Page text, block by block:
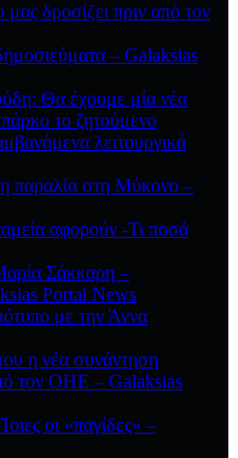
δροσίζει πριν από τον
– Galaksias
Θα έχουμε μία νέα
το ζητούμενο
λειτουργικά
παραλία στη Μύκονο –
αφορούν -Τι ποσά
Σάκκαρη –
Portal News
με την Άννα
η νέα συνάντηση
τον ΟΗΕ – Galaksias
οι «παγίδες» –